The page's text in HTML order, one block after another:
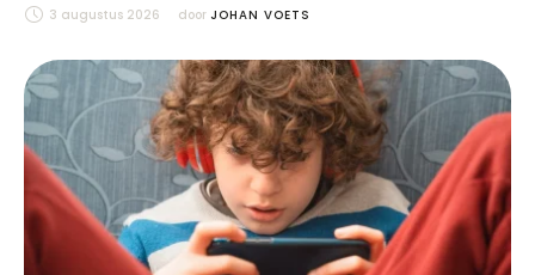
3 augustus 2026 door JOHAN VOETS